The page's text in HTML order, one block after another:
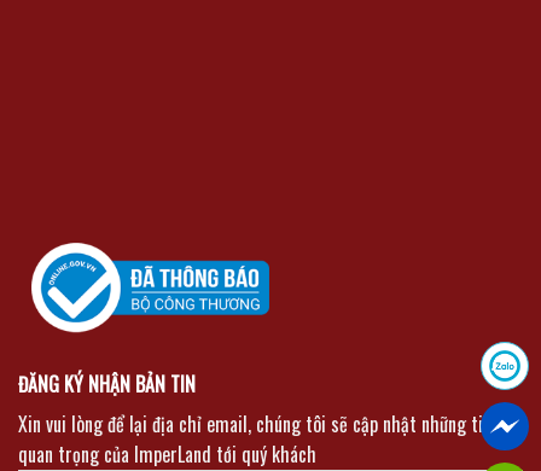
ĐĂNG KÝ NHẬN BẢN TIN
Xin vui lòng để lại địa chỉ email, chúng tôi sẽ cập nhật những tin tức
quan trọng của ImperLand tới quý khách